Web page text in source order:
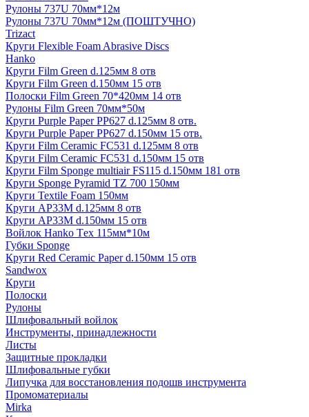
Рулоны 737U 70мм*12м
Рулоны 737U 70мм*12м (ПОШТУЧНО)
Trizact
Круги Flexible Foam Abrasive Discs
Hanko
Круги Film Green d.125мм 8 отв
Круги Film Green d.150мм 15 отв
Полоски Film Green 70*420мм 14 отв
Рулоны Film Green 70мм*50м
Круги Purple Paper PP627 d.125мм 8 отв.
Круги Purple Paper PP627 d.150мм 15 отв.
Круги Film Ceramic FC531 d.125мм 8 отв
Круги Film Ceramic FC531 d.150мм 15 отв
Круги Film Sponge multiair FS115 d.150мм 181 отв
Круги Sponge Pyramid TZ 700 150мм
Круги Textile Foam 150мм
Круги AP33M d.125мм 8 отв
Круги AP33M d.150мм 15 отв
Войлок Hanko Tех 115мм*10м
Губки Sponge
Круги Red Ceramic Paper d.150мм 15 отв
Sandwox
Круги
Полоски
Рулоны
Шлифовальный войлок
Инструменты, принадлежности
Листы
Защитные прокладки
Шлифовальные губки
Липучка для восстановления подошв инструмента
Промоматериалы
Mirka